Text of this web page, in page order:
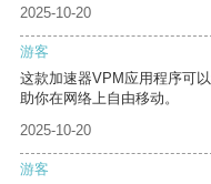
2025-10-20
游客
这款加速器VPM应用程序可
助你在网络上自由移动。
2025-10-20
游客